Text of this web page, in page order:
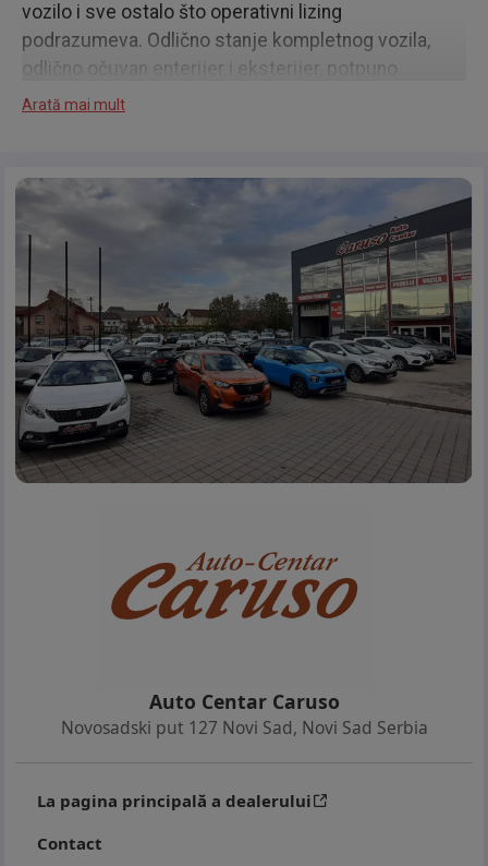
vozilo i sve ostalo što operativni lizing
podrazumeva. Odlično stanje kompletnog vozila,
odlično očuvan enterijer i eksterijer, potpuno
mehanički ispravan, originalna kilometraža,
kupovine kod nas ili u servisu po vašem izboru,
obezbeđujemo prevoz sa našom šlep službom.
Bogat paket dodatne opreme, sve četiri odlične
gume. Trajna garancija na legalnost i kilometražu,
godinu dana ili 10.000 km na motor i menjač, bez
obaveze servisiranja u ovlašćenim servisima.
Arată mai mult
Auto Centar Caruso
Novosadski put 127 Novi Sad, Novi Sad Serbia
La pagina principală a dealerului
Contact